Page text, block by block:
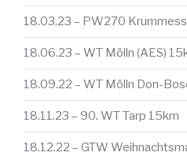
18.03.23 – PW270
18.06.23 – WT Mölln (AES)
18.09.22 – WT Mölln Don-
18.11.23 – 90. WT Tarp 15km
18.12.22 – GTW